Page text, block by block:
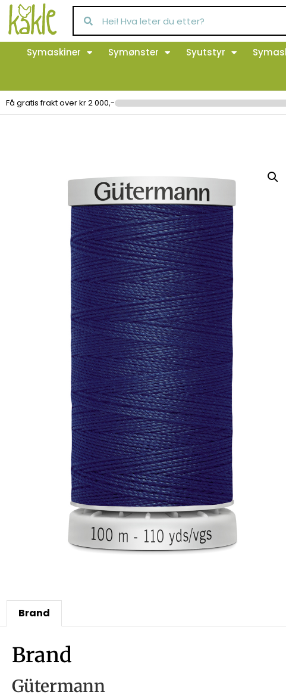
Symaskiner Symønster Syutstyr
Få gratis frakt over kr 2 000,-
Brand
Brand
Gütermann